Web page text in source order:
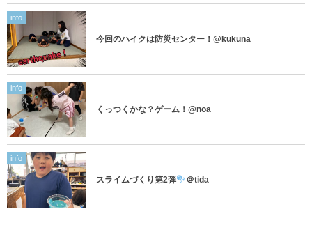
info
今回のハイクは防災センター！@kukuna
info
くっつくかな？ゲーム！@noa
info
スライムづくり第2弾 ＠tida